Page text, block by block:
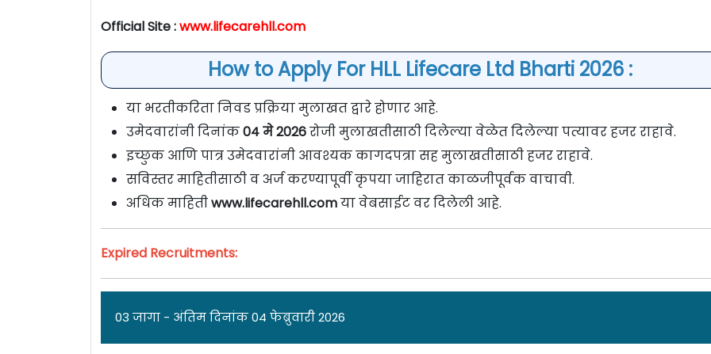
Official Site :www.lifecarehll.com
How to Apply For HLL Lifecare Ltd Bharti 2026 :
या भरतीकरिता निवड प्रक्रिया मुलाखत द्वारे होणार आहे.
उमेदवारांनी दिनांक04 मे 2026रोजी मुलाखतीसाठी दिलेल्या वेळेत दिलेल्या पत्यावर हजर राहावे.
इच्छुक आणि पात्र उमेदवारांनी आवश्यक कागदपत्रा सह मुलाखतीसाठी हजर राहावे.
सविस्तर माहितीसाठी व अर्ज करण्यापूर्वी कृपया जाहिरात काळजीपूर्वक वाचावी.
अधिक माहितीwww.lifecarehll.comया वेबसाईट वर दिलेली आहे.
Expired Recruitments:
03 जागा - अंतिम दिनांक 04 फेब्रुवारी 2026